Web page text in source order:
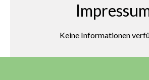
Keine Informationen